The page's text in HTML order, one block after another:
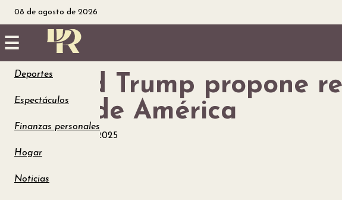
08 de agosto de 2026
☰
Inicio
Finanzas
Donald Trump propone
Golfo de América
enero 7, 2025
Deportes
Espectáculos
Finanzas personales
Hogar
Noticias